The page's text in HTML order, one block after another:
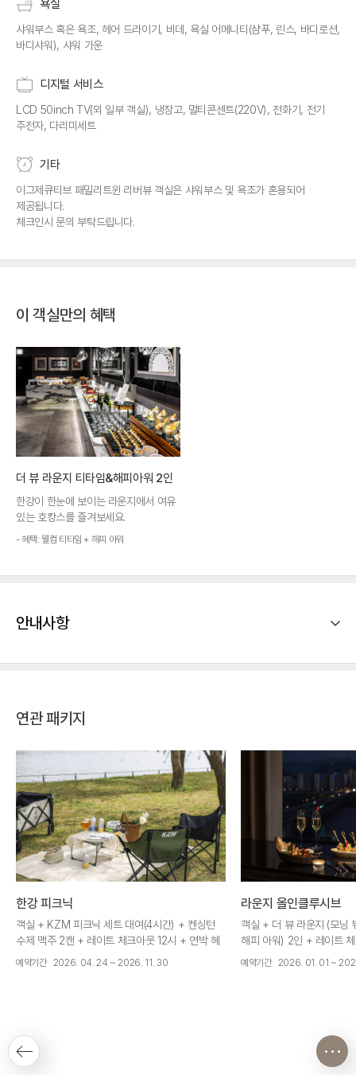
욕실
샤워부스 혹은 욕조, 헤어 드라이기, 비데, 욕실 어메니티(샴푸, 린스, 바디로션,
바디샤워), 샤워 가운
디지털 서비스
LCD 50inch TV(외 일부 객실), 냉장고, 멀티콘센트(220V), 전화기, 전기
주전자, 다리미세트
기타
이그제큐티브 패밀리트윈 리버뷰 객실은 샤워부스 및 욕조가 혼용되어
제공됩니다.
체크인시 문의 부탁드립니다.
이 객실만의 혜택
더 뷰 라운지 티타임&해피아워 2인
한강이 한눈에 보이는 라운지에서 여유
있는 호캉스를 즐겨보세요.
- 혜택: 웰컴 티타임 + 해피 아워
안내사항
연관 패키지
한강 피크닉
객실 + KZM 피크닉 세트 대여(4시간) + 켄싱턴
수제 맥주 2캔 + 레이트 체크아웃 12시 + 연박 혜
택
예약기간 2026. 04. 24 ~ 2026. 11. 30
라운지 올인클루시브
객실 + 더 뷰 라운지 (모닝
해피 아워) 2인 + 레이트
택
예약기간 2026. 01. 01 ~